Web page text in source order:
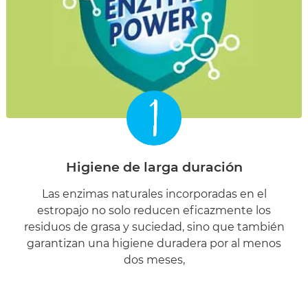
1
Higiene de larga duración
Las enzimas naturales incorporadas en el
estropajo no solo reducen eficazmente los
residuos de grasa y suciedad, sino que también
garantizan una higiene duradera por al menos
dos meses,